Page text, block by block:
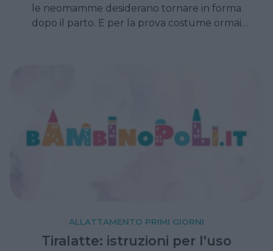
le neomamme desiderano tornare in forma
dopo il parto. E per la prova costume ormai
ALLATTAMENTO PRIMI GIORNI
Tiralatte: istruzioni per l'uso